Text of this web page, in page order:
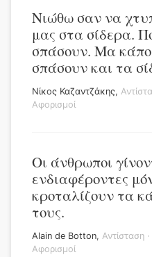
Νιώθω σαν να
μας στα σίδερα.
σπάσουν. Μα
σπάσουν και τα
Νίκος Καζαντζάκης,
Αφορισμοί
Οι άνθρωποι
ενδιαφέροντες
κροταλίζουν τα
τους.
Alain de Botton, Αντίσταση ·
Αφορισμοί